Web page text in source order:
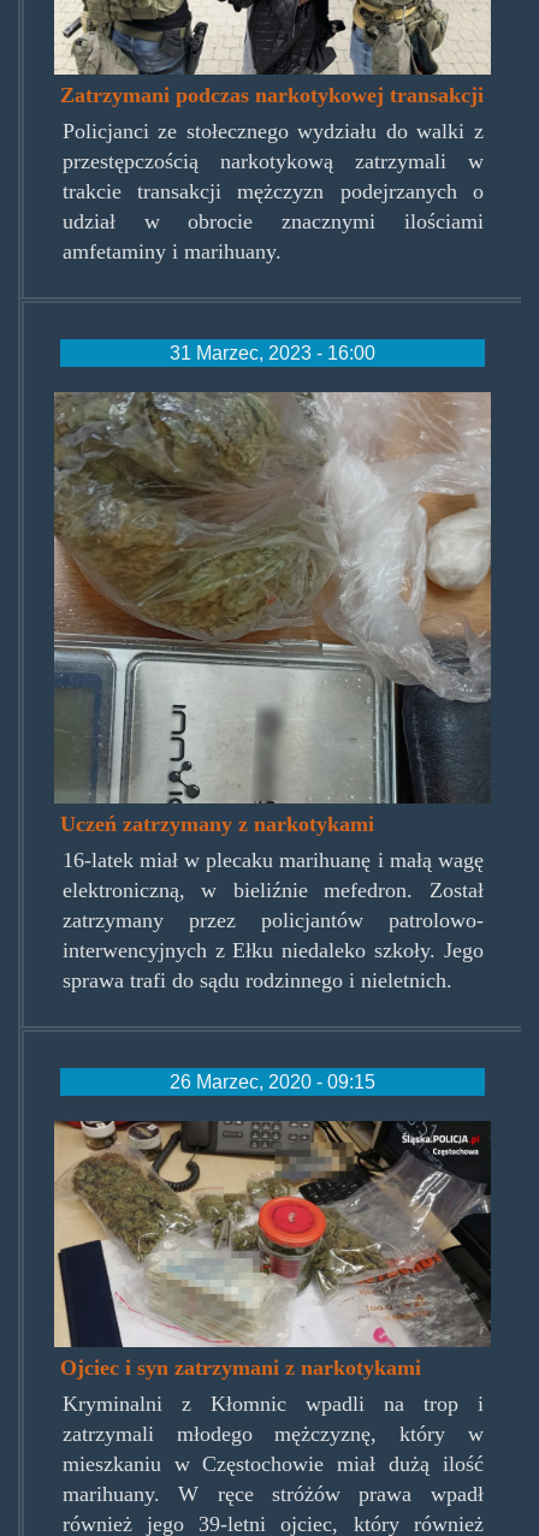
Zatrzymani podczas narkotykowej transakcji
Policjanci ze stołecznego wydziału do walki z
przestępczością narkotykową zatrzymali w
trakcie transakcji mężczyzn podejrzanych o
udział w obrocie znacznymi ilościami
amfetaminy i marihuany.
31 Marzec, 2023 - 16:00
trawkazelka.jpg
Uczeń zatrzymany z narkotykami
16-latek miał w plecaku marihuanę i małą wagę
elektroniczną, w bieliźnie mefedron. Został
zatrzymany przez policjantów patrolowo-
interwencyjnych z Ełku niedaleko szkoły. Jego
sprawa trafi do sądu rodzinnego i nieletnich.
26 Marzec, 2020 - 09:15
trawkazklomnic.jpg
Ojciec i syn zatrzymani z narkotykami
Kryminalni z Kłomnic wpadli na trop i
zatrzymali młodego mężczyznę, który w
mieszkaniu w Częstochowie miał dużą ilość
marihuany. W ręce stróżów prawa wpadł
również jego 39-letni ojciec, który również